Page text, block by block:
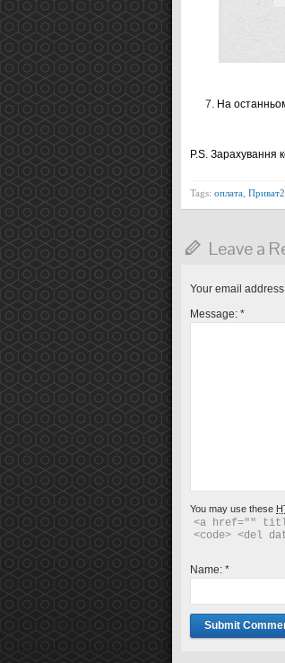
На
P.S. Зарахування
Tags: оплата
Leave a
Your email
Message: *
You may use these
<a href=""
<code> <del
Name: *